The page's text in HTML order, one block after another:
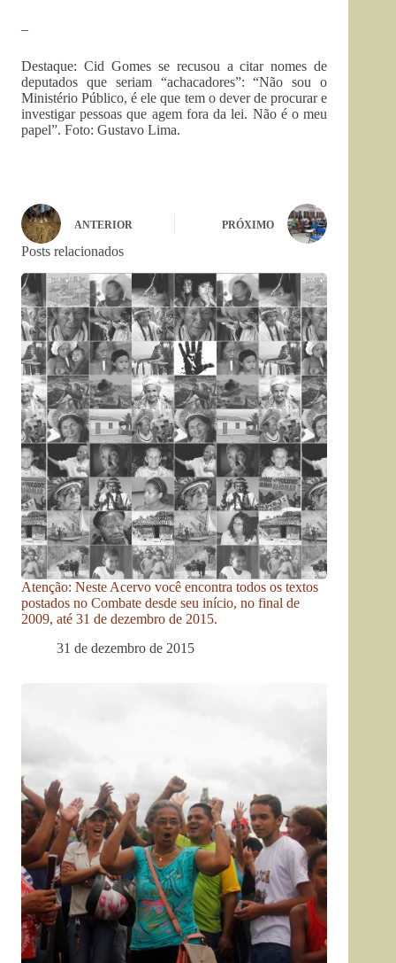
–
Destaque: Cid Gomes se recusou a citar nomes de
deputados que seriam “achacadores”: “Não sou o
Ministério Público, é ele que tem o dever de procurar e
investigar pessoas que agem fora da lei. Não é o meu
papel”. Foto: Gustavo Lima.
ANTERIOR PRÓXIMO
Posts relacionados
Atenção: Neste Acervo você encontra todos os textos
postados no Combate desde seu início, no final de
2009, até 31 de dezembro de 2015.
31 de dezembro de 2015